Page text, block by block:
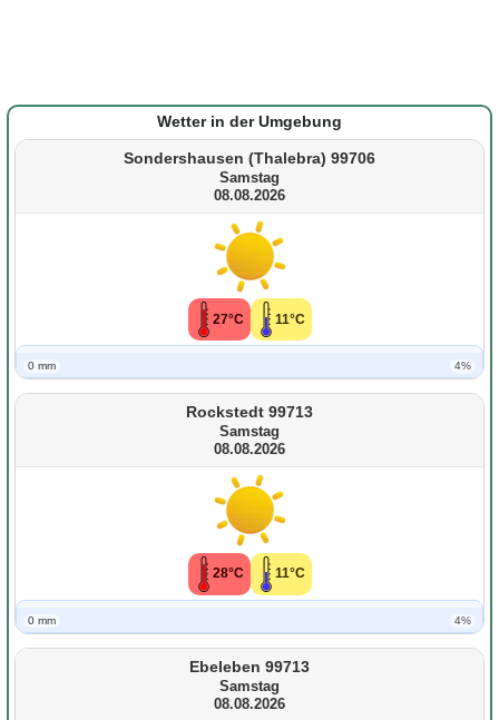
Wetter in der Umgebung
Sondershausen (Thalebra) 99706
Samstag
08.08.2026
27°C 11°C
0 mm 4%
Rockstedt 99713
Samstag
08.08.2026
28°C 11°C
0 mm 4%
Ebeleben 99713
Samstag
08.08.2026